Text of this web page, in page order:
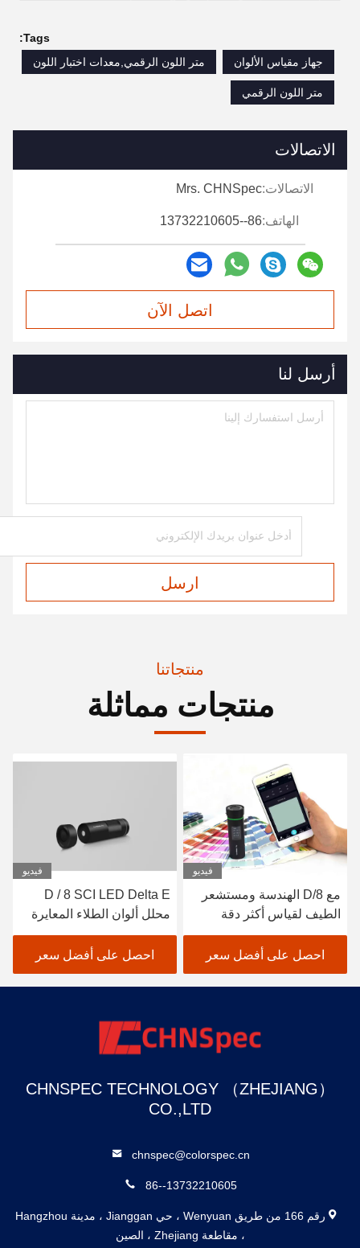
Tags:
جهاز مقياس الألوان
متر اللون الرقمي,معدات اختبار اللون
متر اللون الرقمي
الاتصالات
الاتصالات:Mrs. CHNSpec
الهاتف:86--13732210605
اتصل الآن
أرسل لنا
ارسل
منتجاتنا
منتجات مماثلة
فيديو
مع D/8 الهندسة ومستشعر
الطيف لقياس أكثر دقة
احصل على أفضل سعر
فيديو
D / 8 SCI LED Delta E
محلل ألوان الطلاء المعايرة
التلقائية لمقياس الألوان
الدقيقاحصل على أفضل سعر
CHNSPEC TECHNOLOGY （ZHEJIANG）
CO.,LTD
chnspec@colorspec.cn
86--13732210605
رقم 166 من طريق Wenyuan ، حي Jianggan ، مدينة Hangzhou
، مقاطعة Zhejiang ، الصين